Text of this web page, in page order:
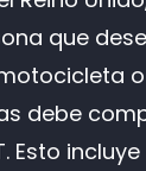
que
debe
Esto